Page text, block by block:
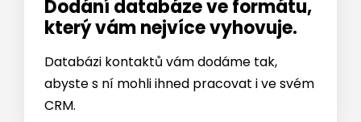
Databázi kontaktů vám dodáme tak,
abyste s ní mohli ihned pracovat i ve svém
CRM.